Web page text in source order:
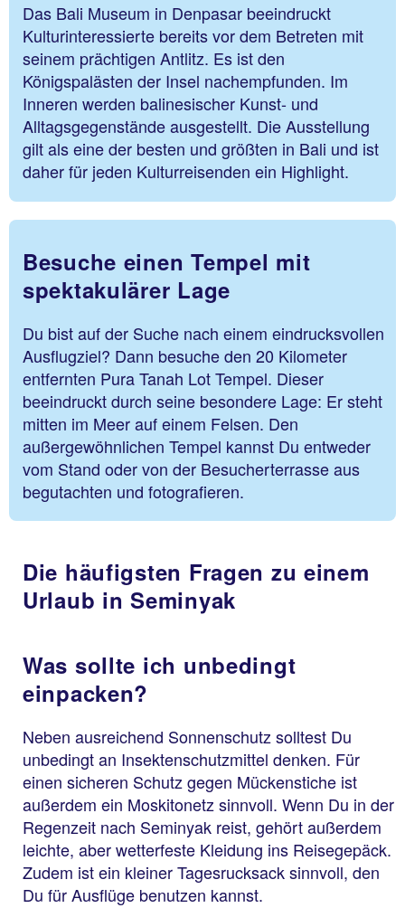
Das Bali Museum in Denpasar beeindruckt
Kulturinteressierte bereits vor dem Betreten mit
seinem prächtigen Antlitz. Es ist den
Königspalästen der Insel nachempfunden. Im
Inneren werden balinesischer Kunst- und
Alltagsgegenstände ausgestellt. Die Ausstellung
gilt als eine der besten und größten in Bali und ist
daher für jeden Kulturreisenden ein Highlight.
Besuche einen Tempel mit
spektakulärer Lage
Du bist auf der Suche nach einem eindrucksvollen
Ausflugziel? Dann besuche den 20 Kilometer
entfernten Pura Tanah Lot Tempel. Dieser
beeindruckt durch seine besondere Lage: Er steht
mitten im Meer auf einem Felsen. Den
außergewöhnlichen Tempel kannst Du entweder
vom Stand oder von der Besucherterrasse aus
begutachten und fotografieren.
Die häufigsten Fragen zu einem
Urlaub in Seminyak
Was sollte ich unbedingt
einpacken?
Neben ausreichend Sonnenschutz solltest Du
unbedingt an Insektenschutzmittel denken. Für
einen sicheren Schutz gegen Mückenstiche ist
außerdem ein Moskitonetz sinnvoll. Wenn Du in der
Regenzeit nach Seminyak reist, gehört außerdem
leichte, aber wetterfeste Kleidung ins Reisegepäck.
Zudem ist ein kleiner Tagesrucksack sinnvoll, den
Du für Ausflüge benutzen kannst.